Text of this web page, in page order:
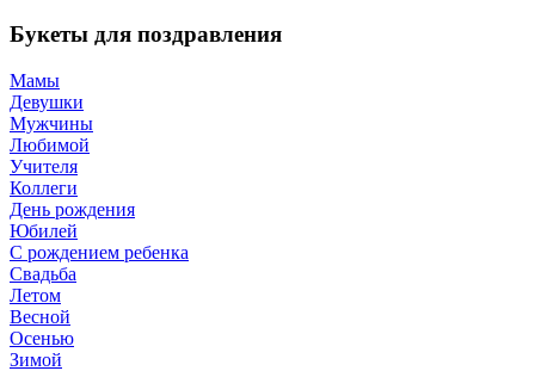
Букеты для поздравления
Мамы
Девушки
Мужчины
Любимой
Учителя
Коллеги
День рождения
Юбилей
С рождением ребенка
Свадьба
Летом
Весной
Осенью
Зимой